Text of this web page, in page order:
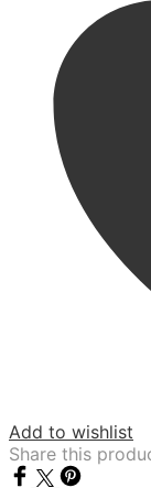
Add to wishlist
Share this